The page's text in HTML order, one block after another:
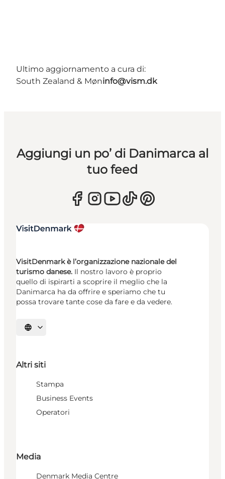
Ultimo aggiornamento a cura di:
South Zealand & Møninfo@vism.dk
Aggiungi un po’ di Danimarca al
tuo feed
VisitDenmark è l’organizzazione nazionale del
turismo danese. Il nostro lavoro è proprio
quello di ispirarti a scoprire il meglio che la
Danimarca ha da offrire e speriamo che tu
possa trovare tante cose da fare e da vedere.
Seleziona la lingua
Altri siti
Stampa
Business Events
Operatori
Media
Denmark Media Centre